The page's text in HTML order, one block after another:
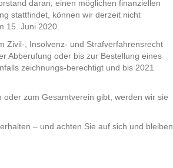
daran, einen möglichen finanziellen
stattfindet, können wir derzeit nicht
15. Juni 2020.
Zivil-, Insolvenz- und Strafverfahrensrecht
Abberufung oder bis zur Bestellung eines
zeichnungs-berechtigt und bis 2021
zum Gesamtverein gibt, werden wir sie
– und achten Sie auf sich und bleiben